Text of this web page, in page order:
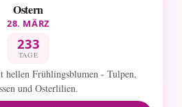
Ostern
28. MÄRZ
233
TAGE
hellen Frühlingsblumen - Tulpen,
und Osterlilien.